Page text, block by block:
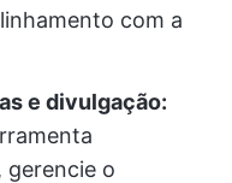
com a
e divulgação:
gerencie o